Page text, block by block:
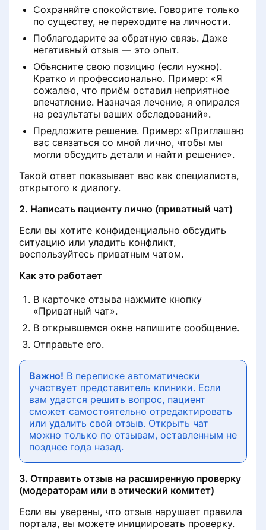
Пикир четке кагылды. Андан
кийин эмне болот
Написал отзыв и не вижу его
Почему пациенту важно
загружать документы при
оставлении отзыва
Сбор отзыва через звонок
Мен жөнүндө маалымат
Доктор бонустарды порталда
кантип коротсо болот ProDoctorov
Сүрөттөргө чейин жана кийин
Дарыгердин баракчасынын
Аналитикасын көрүү
Настройка уведомлений
Как добавить или изменить
специальность
Раздел «Советы по продвижению»
Визитная карточка для пациентов
портала ПроДокторов
Правила размещения
изображений и видео на странице
врача
Как сохранить профиль при
переезде в другую страну СНГ
Расширенная проверка
негативных отзывов
Мультилогин: колдонуучу
укуктарын орнотуу
Бааны жаңыртуу
Клиникага дарыгерди кантип
кошсо болот
Дарыгерлердин дарылоо профили
Ишенимдүү башкаруу
Клиниканын беттеринде бөлүшүү
эрежелери
сүрөттөрдү жана видеолорду
Төмөн баланс эскертмелери
Маркетинг Аналитикасын көрүү
Дарыгердин кабыл алуусунун
чектөөлөрү
лидогенерации
Клиника жана дарыгер үчүн
эскертүү: пикир калтырууда
пациентке кантип жардам берүү
керек
Клиника барагында терс пикир
чыкса эмне кылуу керек
Клиника пациенттин пикирине
кантип жооп берет
Сын - пикирлерге жооп берүү
Клиника жабылганда же көчкөндө
пациенттин пикири эмне болот
Эмне үчүн пациенттин пикири
Клиника бетиндеги тегдер
Удалить отзыв о клинике
«Сила отзыва»: партнёрская
программа от ПроДокторов
Клиникалардын баллдык рейтинг
системасы
системасы
Онлайн жазуу үчүн рейтинг
упайлары
Ранжирование по услугам и
диагностике
ProDoctorov
Дарыгердин онлайн жазуусу
Клиника клубга кантип кошулса
болот
Баннер жарнамалары ProDoctorov
Порталдын виджети ProDoctorov
клиниканын сайтында
Жеке кабинетте кызмат
байланыштыруу
Эсеп - фактураны өзүңүз төлөңүз
Минус кам көрүү босогосун
Алгачкы кабыл алуу
кызматтарынын бааларын
ProDoctorov
Программанын версиялары
Детализация списаний с баланса
клиники
Пополнение баланса
лицензионного/рекламного
договора
Онлайн консультацияларга
жазылууну иштетүү
FAQ
Сохраняйте спокойствие. Говорите только
по существу, не переходите на личности.
Поблагодарите за обратную связь. Даже
негативный отзыв — это опыт.
Объясните свою позицию (если нужно).
Кратко и профессионально. Пример: «Я
сожалею, что приём оставил неприятное
впечатление. Назначая лечение, я опирался
на результаты ваших обследований».
Предложите решение. Пример: «Приглашаю
вас связаться со мной лично, чтобы мы
могли обсудить детали и найти решение».
Такой ответ показывает вас как специалиста,
открытого к диалогу.
2. Написать пациенту лично (приватный чат)
Если вы хотите конфиденциально обсудить
ситуацию или уладить конфликт,
воспользуйтесь приватным чатом.
Как это работает
В карточке отзыва нажмите кнопку
«Приватный чат».
В открывшемся окне напишите сообщение.
Отправьте его.
Важно! В переписке автоматически
участвует представитель клиники. Если
вам удастся решить вопрос, пациент
сможет самостоятельно отредактировать
или удалить свой отзыв. Открыть чат
можно только по отзывам, оставленным не
позднее года назад.
3. Отправить отзыв на расширенную проверку
(модераторам или в этический комитет)
Если вы уверены, что отзыв нарушает правила
портала, вы можете инициировать проверку.